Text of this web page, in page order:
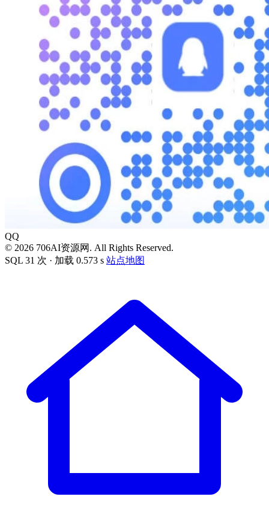
QQ
© 2026 706AI资源网. All Rights Reserved.
SQL 31 次 · 加载 0.573 s 站点地图